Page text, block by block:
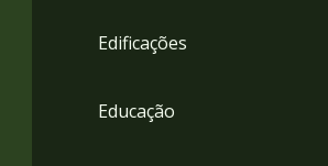
Edificações
Educação